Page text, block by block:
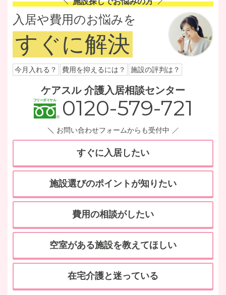
入居や費用のお悩みを
すぐに解決
今月入れる？ 費用を抑えるには？ 施設の評判は？
ケアスル 介護入居相談センター
0120-579-721
お問い合わせフォームからも受付中
すぐに入居したい
施設選びのポイントが知りたい
費用の相談がしたい
空室がある施設を教えてほしい
在宅介護と迷っている